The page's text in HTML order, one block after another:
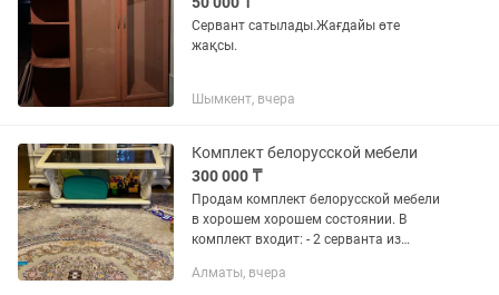
Сервант сатылады.Жағдайы өте
жақсы.
Шымкент, вчера
Комплект белорусской мебели
300 000 ₸
Продам комплект белорусской мебели
в хорошем хорошем состоянии. В
комплект входит: - 2 серванта из
журнальный столик из белого дерева и
Алматы, вчера